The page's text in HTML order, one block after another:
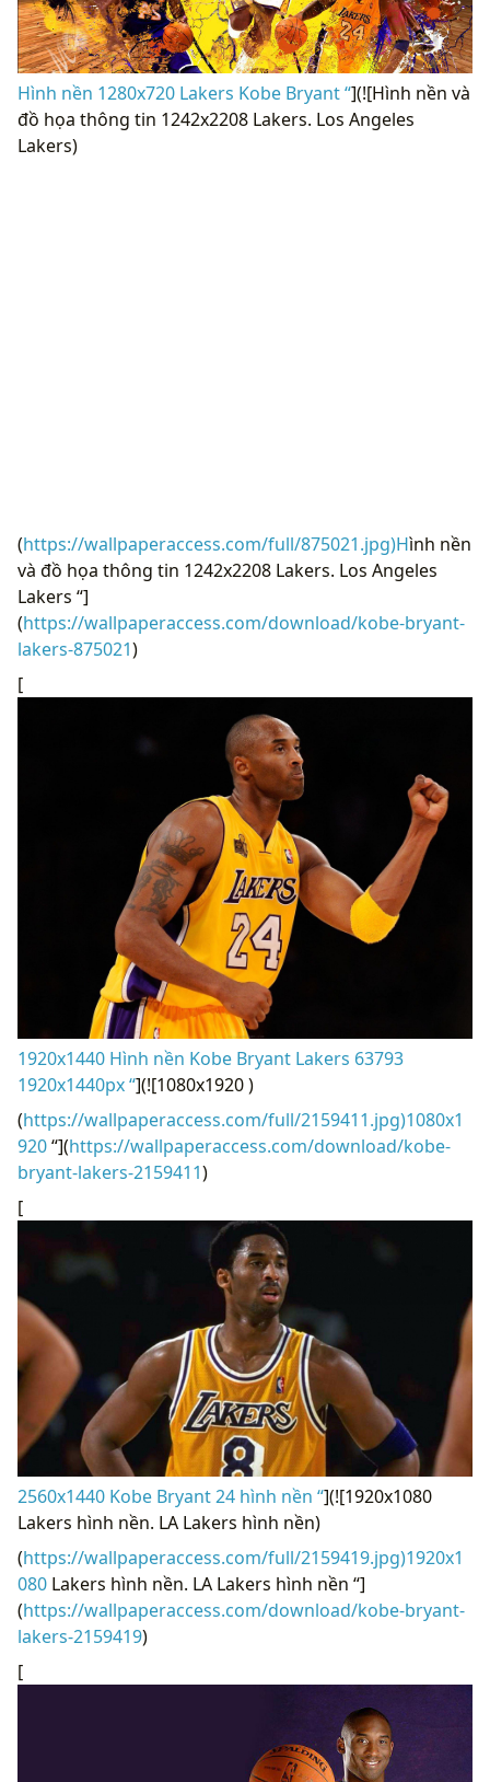
Hình nền 1280x720 Lakers Kobe Bryant “](![Hình nền và
đồ họa thông tin 1242x2208 Lakers. Los Angeles
Lakers)
(https://wallpaperaccess.com/full/875021.jpg)Hình nền
và đồ họa thông tin 1242x2208 Lakers. Los Angeles
Lakers “]
(https://wallpaperaccess.com/download/kobe-bryant-
lakers-875021)
[
1920x1440 Hình nền Kobe Bryant Lakers 63793
1920x1440px “](![1080x1920 )
(https://wallpaperaccess.com/full/2159411.jpg)1080x1
920“](https://wallpaperaccess.com/download/kobe-
bryant-lakers-2159411)
[
2560x1440 Kobe Bryant 24 hình nền “](![1920x1080
Lakers hình nền. LA Lakers hình nền)
(https://wallpaperaccess.com/full/2159419.jpg)1920x1
080 Lakers hình nền. LA Lakers hình nền “]
(https://wallpaperaccess.com/download/kobe-bryant-
lakers-2159419)
[